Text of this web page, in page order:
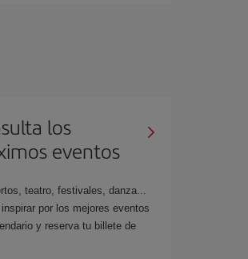
los
eventos
teatro, festivales, danza...
inspirar por los mejores eventos
y reserva tu billete de